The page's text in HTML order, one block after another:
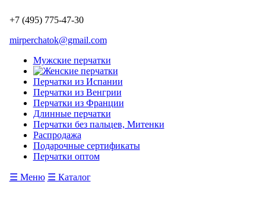
+7 (495) 775-47-30
mirperchatok@gmail.com
Мужские перчатки
Перчатки из Испании
Перчатки из Венгрии
Перчатки из Франции
Длинные перчатки
Перчатки без пальцев, Митенки
Распродажа
Подарочные сертификаты
Перчатки оптом
☰ Меню ☰ Каталог